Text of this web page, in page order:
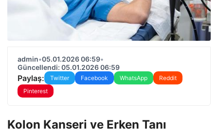
admin•05.01.2026 06:59•
Güncellendi: 05.01.2026 06:59
Paylaş: Twitter Facebook WhatsApp
Reddit
Pinterest
Kolon Kanseri ve Erken Tanı